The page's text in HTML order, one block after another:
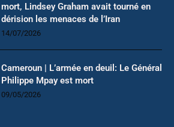
mort, Lindsey Graham avait tourné en
dérision les menaces de l’Iran
14/07/2026
Cameroun | L’armée en deuil: Le Général
Philippe Mpay est mort
09/05/2026